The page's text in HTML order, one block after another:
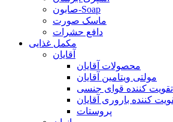
صابون-Soap
ماسک صورت
دافع حشرات
مکمل غذایی
آقایان
محصولات آقایان
مولتی ویتامین آقایان
تقویت کننده قوای جنسی
کننده باروری آقایان
پروستات